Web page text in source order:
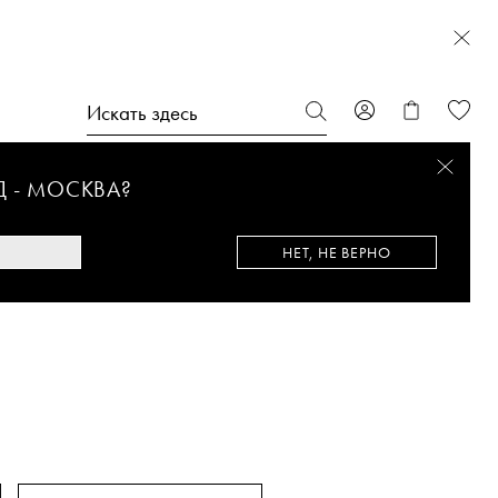
- МОСКВА?
НЕТ, НЕ ВЕРНО